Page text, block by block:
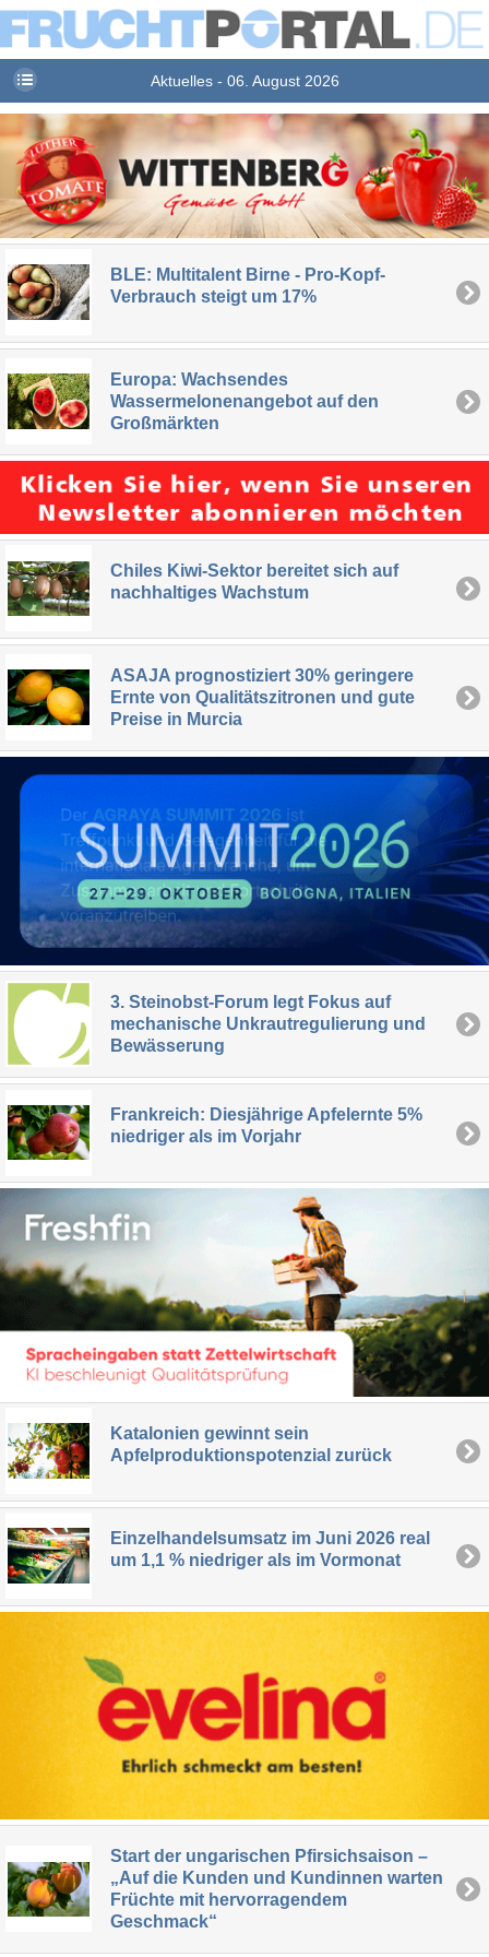
Aktuelles - 06. August 2026
BLE: Multitalent Birne - Pro-Kopf-
Verbrauch steigt um 17%
Europa: Wachsendes
Wassermelonenangebot auf den
Großmärkten
Chiles Kiwi-Sektor bereitet sich auf
nachhaltiges Wachstum
ASAJA prognostiziert 30% geringere
Ernte von Qualitätszitronen und gute
Preise in Murcia
3. Steinobst-Forum legt Fokus auf
mechanische Unkrautregulierung und
Bewässerung
Frankreich: Diesjährige Apfelernte 5%
niedriger als im Vorjahr
Katalonien gewinnt sein
Apfelproduktionspotenzial zurück
Einzelhandelsumsatz im Juni 2026 real
um 1,1 % niedriger als im Vormonat
Start der ungarischen Pfirsichsaison –
„Auf die Kunden und Kundinnen warten
Früchte mit hervorragendem
Geschmack“